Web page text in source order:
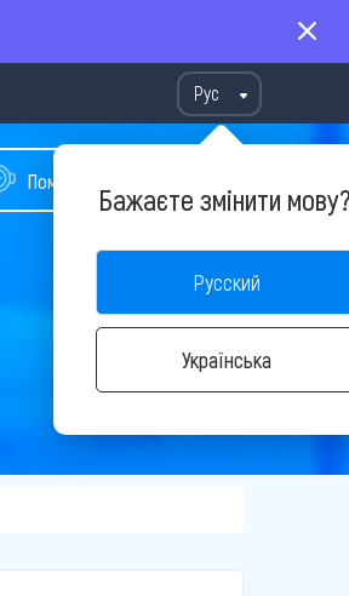
Рус
Бажаєте змінити
Русский
Українська
Помощь в подборе тура